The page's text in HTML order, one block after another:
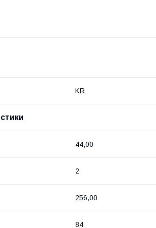
KR
44,00
2
256,00
84